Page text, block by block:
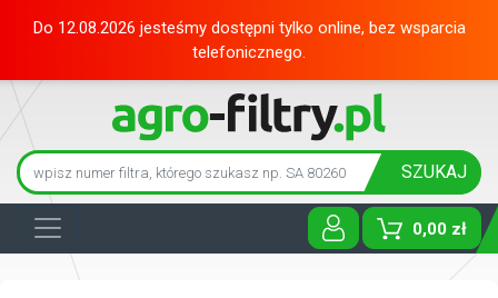
Do 12.08.2026 jesteśmy dostępni tylko online, bez wsparcia
telefonicznego.
SZUKAJ
0,00 zł
Toggle